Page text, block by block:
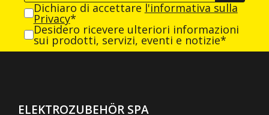
Dichiaro di accettare l'informativa sulla
Privacy*
Desidero ricevere ulteriori informazioni
sui prodotti, servizi, eventi e notizie*
ELEKTROZUBEHÖR SPA